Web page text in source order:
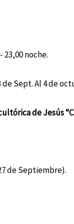
23,00 noche.
de Sept. Al 4 de
de Jesús
de Septiembre).